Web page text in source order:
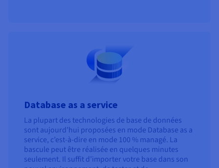
Database as a service
La plupart des technologies de base de données
sont aujourd’hui proposées en mode Database as a
service, c’est-à-dire en mode 100 % managé. La
bascule peut être réalisée en quelques minutes
seulement. Il suffit d’importer votre base dans son